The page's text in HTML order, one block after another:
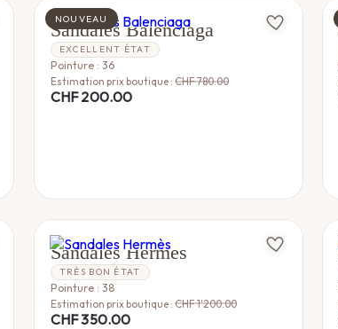
NOUVEAU
BALENCIAGA
Sandales Balenciaga
EXCELLENT ÉTAT
Pointure : 36
Estimation prix boutique : CHF780.00
CHF200.00
HERMÈS
Sandales Hermès
TRÈS BON ÉTAT
Pointure : 38
Estimation prix boutique : CHF1'200.00
CHF350.00